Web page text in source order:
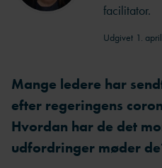
facilitator.
Udgivet 1.
Mange ledere har
efter regeringens
Hvordan har de det
udfordringer møder